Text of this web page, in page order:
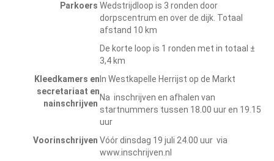
Parkoers Wedstrijdloop is 3 ronden door
dorpscentrum en over de dijk. Totaal
afstand 10 km
De korte loop is 1 ronden met in totaal ±
3,4 km
Kleedkamers en
secretariaat en
nainschrijven
In Westkapelle Herrijst op de Markt
Na inschrijven en afhalen van
startnummers tussen 18.00 uur en 19.15
uur
Voorinschrijven Vóór dinsdag 19 juli 24.00 uur via
www.inschrijven.nl